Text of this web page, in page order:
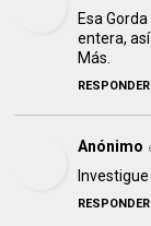
Esa
entera,
Más.
RESPONDER
Anónimo
Investigue
RESPONDER